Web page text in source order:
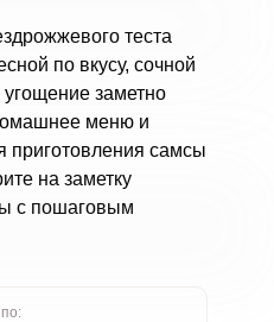
теста
по вкусу, сочной
заметно
меню и
приготовления самсы
на заметку
с пошаговым